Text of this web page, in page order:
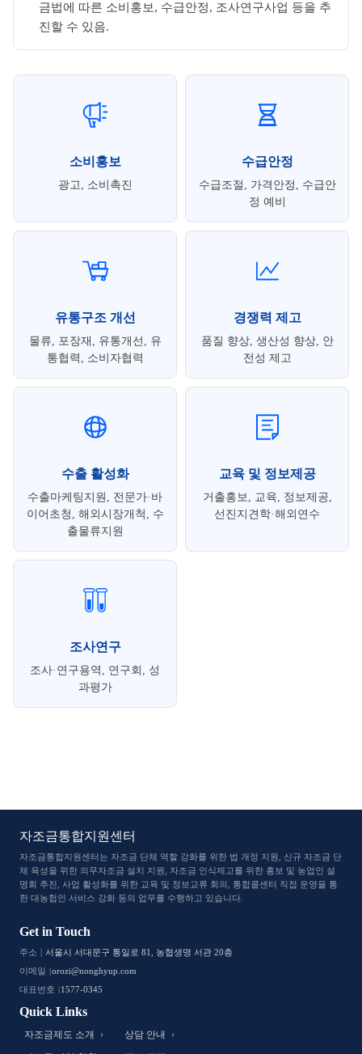
금법에 따른 소비홍보, 수급안정, 조사연구사업 등을 추
진할 수 있음.
소비홍보
광고, 소비촉진
수급안정
수급조절, 가격안정, 수급안
정 예비
유통구조 개선
물류, 포장재, 유통개선, 유
통협력, 소비자협력
경쟁력 제고
품질 향상, 생산성 향상, 안
전성 제고
수출 활성화
수출마케팅지원, 전문가·바
이어초청, 해외시장개척, 수
출물류지원
교육 및 정보제공
거출홍보, 교육, 정보제공,
선진지견학·해외연수
조사연구
조사·연구용역, 연구회, 성
과평가
자조금통합지원센터
자조금통합지원센터는 자조금 단체 역할 강화를 위한 법 개정 지원, 신규 자조금 단
체 육성을 위한 의무자조금 설치 지원, 자조금 인식제고를 위한 홍보 및 농업인 설
명회 추진, 사업 활성화를 위한 교육 및 정보교류 회의, 통합콜센터 직접 운영을 통
한 대농헙인 서비스 강화 등의 업무를 수행하고 있습니다.
Get in Touch
주소
서울시 서대문구 통일로 81, 농협생명 서관 20층
이메일
orozi@nonghyup.com
대표번호
1577-0345
Quick Links
자조금제도 소개
상담 안내